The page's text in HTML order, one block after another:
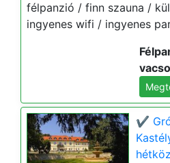
félpanzió / finn szauna /
ingyenes wifi / ingyenes
✔️